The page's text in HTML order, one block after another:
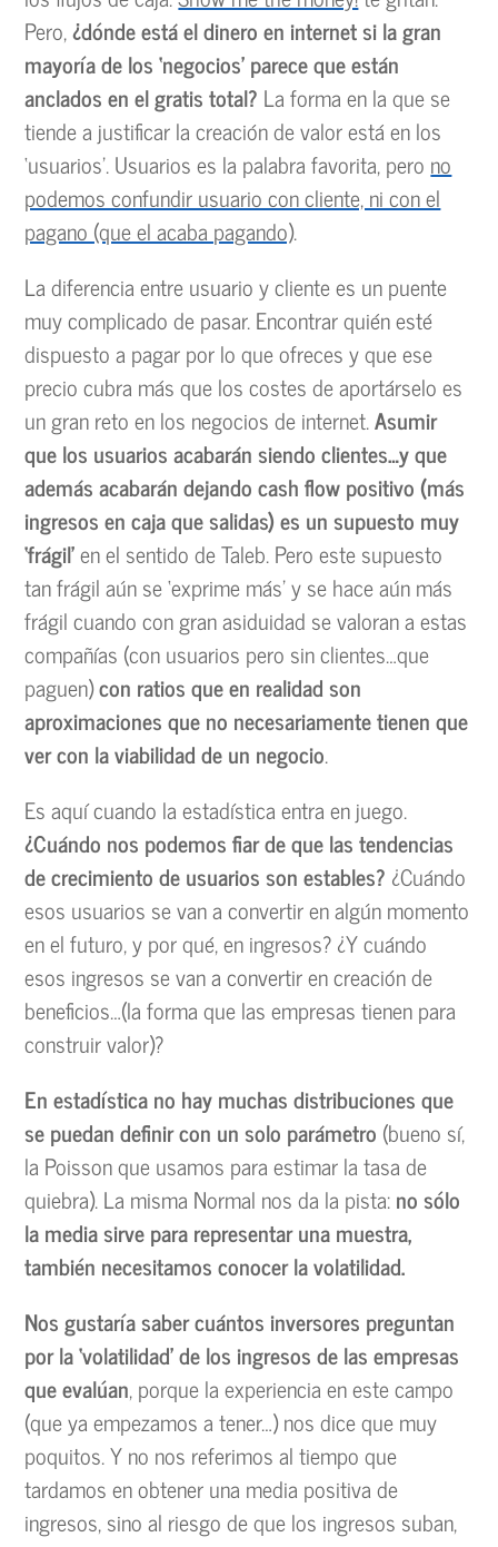
Pero,¿dónde está el dinero en internet sila gran
mayoría de los ‘negocios’ parece que están
anclados en el gratis total? La forma en la que se
tiende a justificar la creación de valor está en los
‘usuarios’. Usuarios es la palabra favorita, pero no
podemos confundir usuario con cliente, ni con el
pagano (que el acaba pagando).
La diferencia entre usuario y cliente es un puente
muy complicado de pasar. Encontrar quién esté
dispuesto a pagar por lo que ofreces y que ese
precio cubra más que los costes de aportárselo es
un gran reto en los negocios de internet.Asumir
que los usuarios acabarán siendo clientes…y que
además acabarán dejando cash flow positivo (más
ingresos en caja que salidas) es un supuesto muy
‘frágil’en el sentido de Taleb. Pero este supuesto
tan frágil aún se ‘exprime más’ y se hace aún más
frágil cuando con gran asiduidad se valoran a estas
compañías (con usuarios pero sin clientes…que
paguen)con ratios que en realidad son
aproximaciones que no necesariamente tienen que
ver con la viabilidad de un negocio.
Es aquí cuando la estadística entra en juego.
¿Cuándo nos podemos fiar de que las tendencias
de crecimiento de usuarios son estables? ¿Cuándo
esos usuarios se van a convertir en algún momento
en el futuro, y por qué, en ingresos? ¿Y cuándo
esos ingresos se van a convertir en creación de
beneficios…(la forma que las empresas tienen para
construir valor)?
En estadística no hay muchas distribuciones que
se puedan definir con un solo parámetro (bueno sí,
la Poisson que usamos para estimar la tasa de
quiebra). La misma Normal nos da la pista:no sólo
la media sirve para representar una muestra,
también necesitamos conocer la volatilidad.
Nos gustaría saber cuántos inversores preguntan
por la ‘volatilidad’ de los ingresos de las empresas
que evalúan, porque la experiencia en este campo
(que ya empezamos a tener…) nos dice que muy
poquitos. Y no nos referimos al tiempo que
tardamos en obtener una media positiva de
ingresos, sino al riesgo de que los ingresos suban,